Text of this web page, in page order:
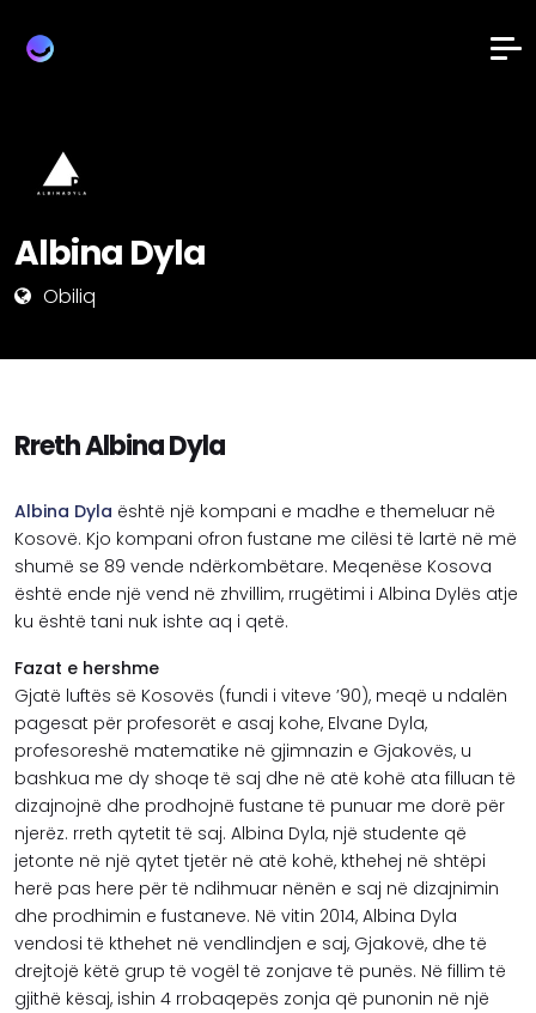
Albina Dyla
Obiliq
Rreth Albina Dyla
Albina Dyla është një kompani e madhe e themeluar në
Kosovë. Kjo kompani ofron fustane me cilësi të lartë në më
shumë se 89 vende ndërkombëtare. Meqenëse Kosova
është ende një vend në zhvillim, rrugëtimi i Albina Dylës atje
ku është tani nuk ishte aq i qetë.
Fazat e hershme
Gjatë luftës së Kosovës (fundi i viteve ’90), meqë u ndalën
pagesat për profesorët e asaj kohe, Elvane Dyla,
profesoreshë matematike në gjimnazin e Gjakovës, u
bashkua me dy shoqe të saj dhe në atë kohë ata filluan të
dizajnojnë dhe prodhojnë fustane të punuar me dorë për
njerëz. rreth qytetit të saj. Albina Dyla, një studente që
jetonte në një qytet tjetër në atë kohë, kthehej në shtëpi
herë pas here për të ndihmuar nënën e saj në dizajnimin
dhe prodhimin e fustaneve. Në vitin 2014, Albina Dyla
vendosi të kthehet në vendlindjen e saj, Gjakovë, dhe të
drejtojë këtë grup të vogël të zonjave të punës. Në fillim të
gjithë kësaj, ishin 4 rrobaqepës zonja që punonin në një